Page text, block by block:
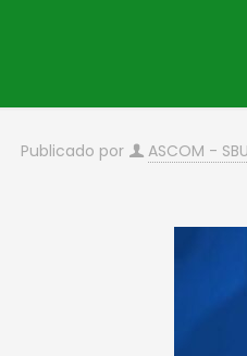
Publicado por ASCOM - SBU